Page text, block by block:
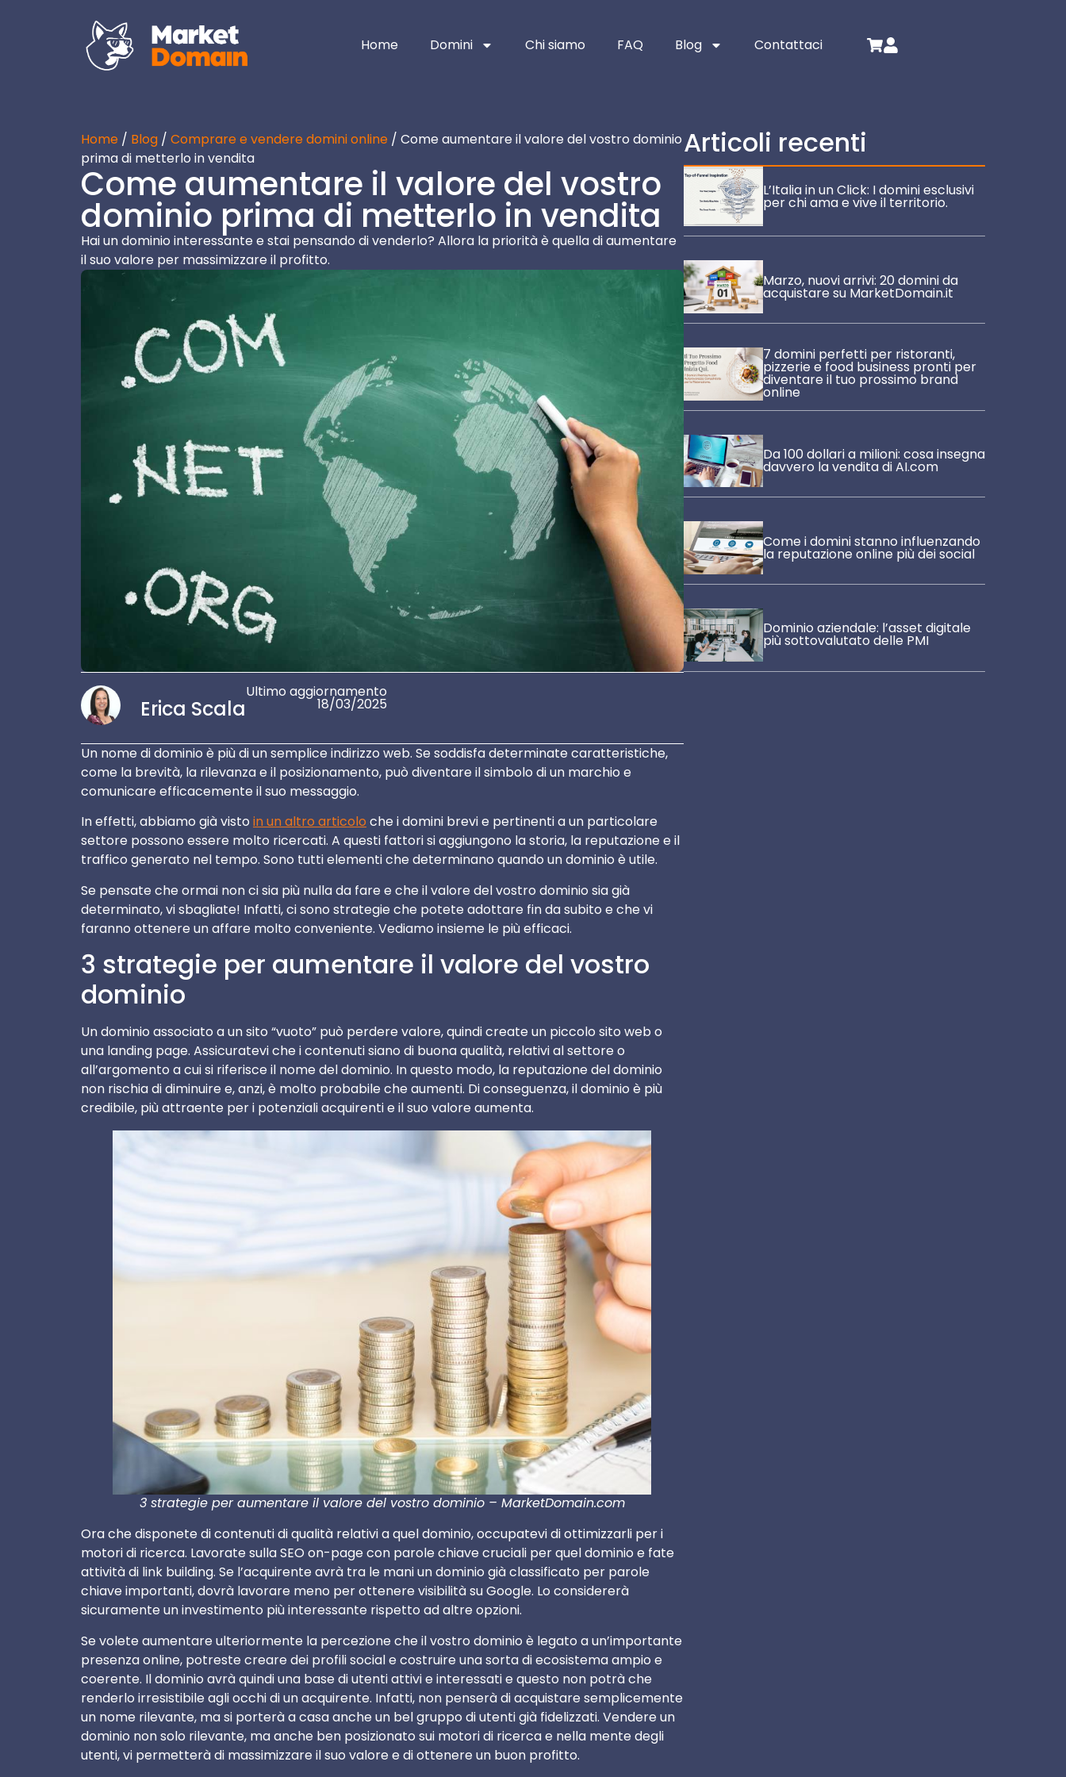
Home Domini Chi siamo FAQ Blog Contattaci
Home / Blog / Comprare e vendere domini online / Come aumentare il valore del vostro dominio
prima di metterlo in vendita
Come aumentare il valore del vostro
dominio prima di metterlo in vendita
Hai un dominio interessante e stai pensando di venderlo? Allora la priorità è quella di aumentare
il suo valore per massimizzare il profitto.
Erica Scala
Ultimo aggiornamento
18/03/2025
Un nome di dominio è più di un semplice indirizzo web. Se soddisfa determinate caratteristiche,
come la brevità, la rilevanza e il posizionamento, può diventare il simbolo di un marchio e
comunicare efficacemente il suo messaggio.
In effetti, abbiamo già visto in un altro articolo che i domini brevi e pertinenti a un particolare
settore possono essere molto ricercati. A questi fattori si aggiungono la storia, la reputazione e il
traffico generato nel tempo. Sono tutti elementi che determinano quando un dominio è utile.
Se pensate che ormai non ci sia più nulla da fare e che il valore del vostro dominio sia già
determinato, vi sbagliate! Infatti, ci sono strategie che potete adottare fin da subito e che vi
faranno ottenere un affare molto conveniente. Vediamo insieme le più efficaci.
3 strategie per aumentare il valore del vostro
dominio
Un dominio associato a un sito “vuoto” può perdere valore, quindi create un piccolo sito web o
una landing page. Assicuratevi che i contenuti siano di buona qualità, relativi al settore o
all’argomento a cui si riferisce il nome del dominio. In questo modo, la reputazione del dominio
non rischia di diminuire e, anzi, è molto probabile che aumenti. Di conseguenza, il dominio è più
credibile, più attraente per i potenziali acquirenti e il suo valore aumenta.
3 strategie per aumentare il valore del vostro dominio – MarketDomain.com
Ora che disponete di contenuti di qualità relativi a quel dominio, occupatevi di ottimizzarli per i
motori di ricerca. Lavorate sulla SEO on-page con parole chiave cruciali per quel dominio e fate
attività di link building. Se l’acquirente avrà tra le mani un dominio già classificato per parole
chiave importanti, dovrà lavorare meno per ottenere visibilità su Google. Lo considererà
sicuramente un investimento più interessante rispetto ad altre opzioni.
Se volete aumentare ulteriormente la percezione che il vostro dominio è legato a un’importante
presenza online, potreste creare dei profili social e costruire una sorta di ecosistema ampio e
coerente. Il dominio avrà quindi una base di utenti attivi e interessati e questo non potrà che
renderlo irresistibile agli occhi di un acquirente. Infatti, non penserà di acquistare semplicemente
un nome rilevante, ma si porterà a casa anche un bel gruppo di utenti già fidelizzati. Vendere un
dominio non solo rilevante, ma anche ben posizionato sui motori di ricerca e nella mente degli
utenti, vi permetterà di massimizzare il suo valore e di ottenere un buon profitto.
Articoli recenti
L’Italia in un Click: I domini esclusivi
per chi ama e vive il territorio.
Marzo, nuovi arrivi: 20 domini da
acquistare su MarketDomain.it
7 domini perfetti per ristoranti,
pizzerie e food business pronti per
diventare il tuo prossimo brand
online
Da 100 dollari a milioni: cosa insegna
davvero la vendita di AI.com
Come i domini stanno influenzando
la reputazione online più dei social
Dominio aziendale: l’asset digitale
più sottovalutato delle PMI